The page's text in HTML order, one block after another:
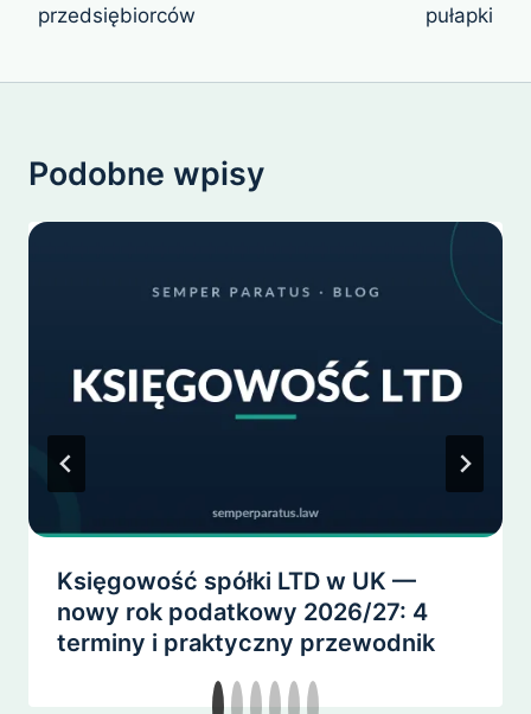
przedsiębiorców
pułapki
Podobne wpisy
Księgowość spółki LTD w UK —
nowy rok podatkowy 2026/27: 4
terminy i praktyczny przewodnik